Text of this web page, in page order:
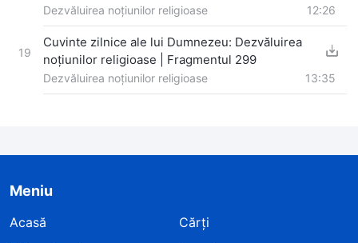
Dezvăluirea noțiunilor religioase 12:26
19
Cuvinte zilnice ale lui Dumnezeu: Dezvăluirea
noțiunilor religioase | Fragmentul 299
Dezvăluirea noțiunilor religioase 13:35
Meniu
Acasă
Cărți